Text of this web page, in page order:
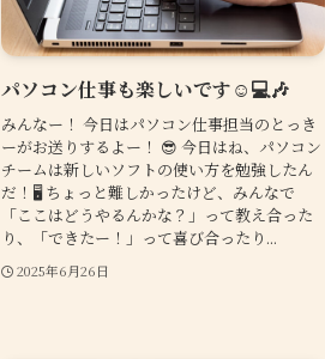
パソコン仕事も楽しいです☺️💻🎶
みんなー！ 今日はパソコン仕事担当のとっき
ーがお送りするよー！ 😎 今日はね、パソコン
チームは新しいソフトの使い方を勉強したん
だ！🖥️ ちょっと難しかったけど、みんなで
「ここはどうやるんかな？」って教え合った
り、「できたー！」って喜び合ったり...
2025年6月26日